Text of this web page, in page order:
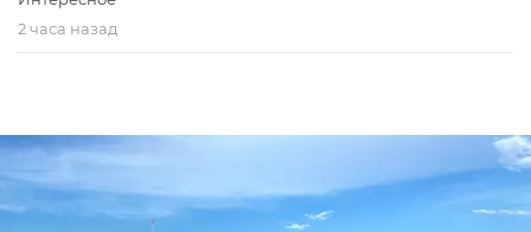
2 часа назад